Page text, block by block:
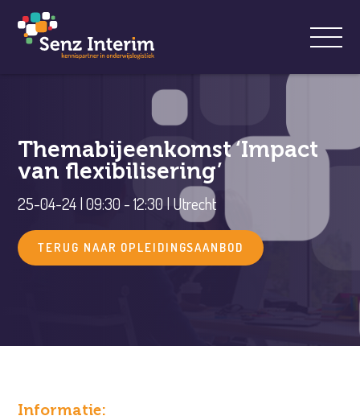
Themabijeenkomst ‘Impact
van flexibilisering’
25-04-24 | 09:30 - 12:30 | Utrecht
TERUG NAAR OPLEIDINGSAANBOD
Informatie: